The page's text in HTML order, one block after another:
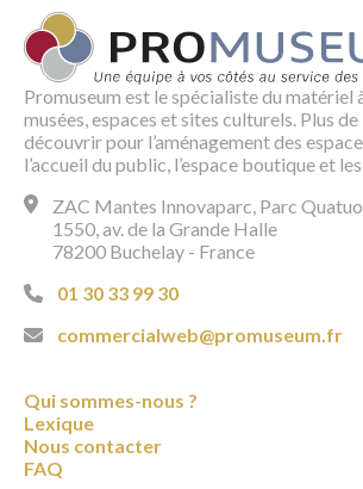
Promuseum est le spécialiste du matériel
musées, espaces et sites culturels. Plus
découvrir pour l’aménagement des
l’accueil du public, l’espace boutique et
ZAC Mantes Innovaparc, Parc
1550, av. de la Grande Halle
78200 Buchelay - France
01 30 33 99 30
commercialweb@promuseum.fr
Qui sommes-nous ?
Lexique
Nous contacter
FAQ